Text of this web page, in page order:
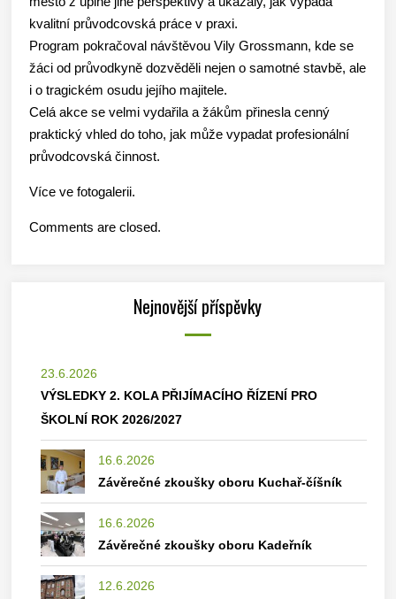
kvalitní průvodcovská práce v praxi.
Program pokračoval návštěvou Vily Grossmann, kde se
žáci od průvodkyně dozvěděli nejen o samotné stavbě, ale
i o tragickém osudu jejího majitele.
Celá akce se velmi vydařila a žákům přinesla cenný
praktický vhled do toho, jak může vypadat profesionální
průvodcovská činnost.
Více ve fotogalerii.
Comments are closed.
Nejnovější příspěvky
23.6.2026
VÝSLEDKY 2. KOLA PŘIJÍMACÍHO ŘÍZENÍ PRO
ŠKOLNÍ ROK 2026/2027
16.6.2026
Závěrečné zkoušky oboru Kuchař-číšník
16.6.2026
Závěrečné zkoušky oboru Kadeřník
12.6.2026